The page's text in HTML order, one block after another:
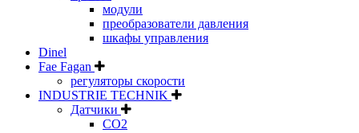
модули
преобразователи давления
шкафы управления
Dinel
Fae Fagan
регуляторы скорости
INDUSTRIE TECHNIK
Датчики
CO2